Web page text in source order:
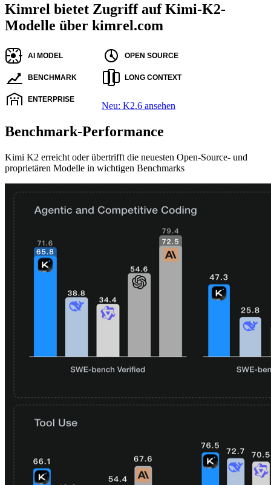
Kimrel bietet Zugriff auf Kimi-K2-
Modelle über kimrel.com
Neu: K2.6 ansehen
Benchmark‑Performance
Kimi K2 erreicht oder übertrifft die neuesten Open‑Source‑ und
proprietären Modelle in wichtigen Benchmarks